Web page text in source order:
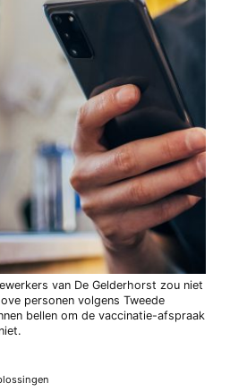
van De Gelderhorst zou niet
personen volgens Tweede
bellen om de vaccinatie-afspraak